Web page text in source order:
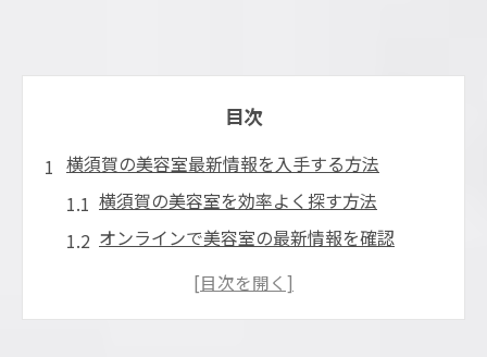
目次
横須賀の美容室最新情報を入手する方法
横須賀の美容室を効率よく探す方法
オンラインで美容室の最新情報を確認
横須賀市の美容室を比較する利点